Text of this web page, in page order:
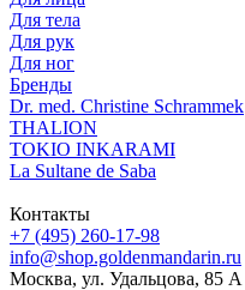
Для тела
Для рук
Для ног
Бренды
Dr. med. Christine Schrammek
THALION
TOKIO INKARAMI
La Sultane de Saba
Контакты
+7 (495) 260-17-98
info@shop.goldenmandarin.ru
Москва, ул. Удальцова, 85 А